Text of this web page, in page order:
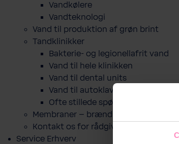
Vandkølere
Vandteknologi
Vand til produktion af grøn brint
Tandklinikker
Bakterie-​ og legio­nel­lafrit vand
Vand til hele klinikken
Vand til dental units
Vand til autoklaver
Ofte stillede spørgsmål
Membraner – brændselscelle
Kontakt os for rådgivning
Service Erhverv